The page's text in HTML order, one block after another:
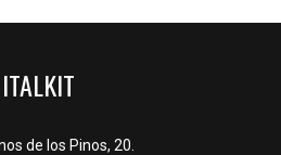
ITALKIT
de los Pinos, 20.